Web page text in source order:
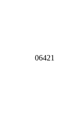
06421